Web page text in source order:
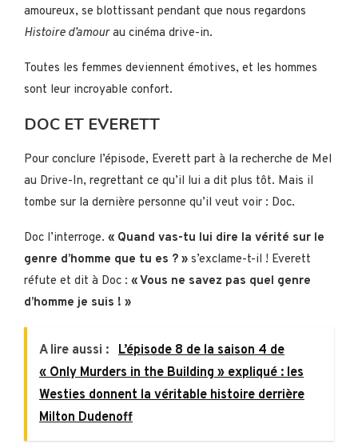
amoureux, se blottissant pendant que nous regardons
Histoire d’amourau cinéma drive-in.
Toutes les femmes deviennent émotives, et les hommes
sont leur incroyable confort.
DOC ET EVERETT
Pour conclure l’épisode, Everett part à la recherche de Mel
au Drive-In, regrettant ce qu’il lui a dit plus tôt. Mais il
tombe sur la dernière personne qu’il veut voir : Doc.
Doc l’interroge. « Quand vas-tu lui dire la vérité sur le
genre d’homme que tu es ? » s’exclame-t-il ! Everett
réfute et dit à Doc : « Vous ne savez pas quel genre
d’homme je suis ! »
A lire aussi :
L’épisode 8 de la saison 4 de
« Only Murders in the Building » expliqué : les
Westies donnent la véritable histoire derrière
Milton Dudenoff